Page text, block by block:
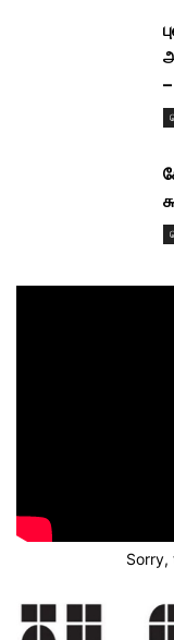
Sorry,